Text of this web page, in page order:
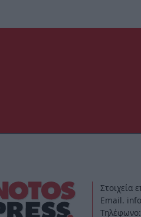
Στοιχεία
Email.